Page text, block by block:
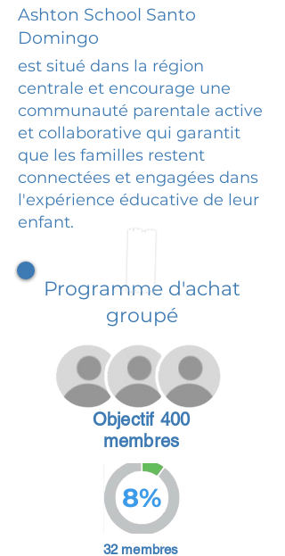
Ashton School Santo
Domingo
est situé dans la région
centrale et encourage une
communauté parentale active
et collaborative qui garantit
que les familles restent
connectées et engagées dans
l'expérience éducative de leur
enfant.
Programme d'achat
groupé
Objectif 400
membres
8%
32 membres